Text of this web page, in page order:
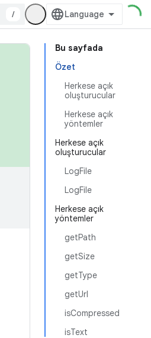
/
Bu sayfada
Özet
Herkese açık
oluşturucular
Herkese açık
yöntemler
Herkese açık
oluşturucular
LogFile
LogFile
Herkese açık
yöntemler
getPath
getSize
getType
getUrl
isCompressed
isText